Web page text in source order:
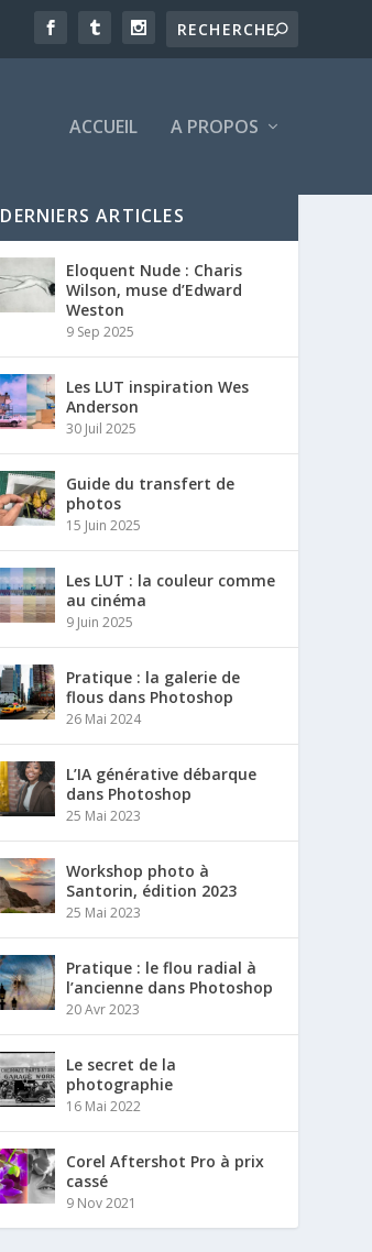
ACCUEIL A PROPOS
DERNIERS ARTICLES
Eloquent Nude : Charis
Wilson, muse d’Edward
Weston
9 Sep 2025
Les LUT inspiration Wes
Anderson
30 Juil 2025
Guide du transfert de
photos
15 Juin 2025
Les LUT : la couleur comme
au cinéma
9 Juin 2025
Pratique : la galerie de
flous dans Photoshop
26 Mai 2024
L’IA générative débarque
dans Photoshop
25 Mai 2023
Workshop photo à
Santorin, édition 2023
25 Mai 2023
Pratique : le flou radial à
l’ancienne dans Photoshop
20 Avr 2023
Le secret de la
photographie
16 Mai 2022
Corel Aftershot Pro à prix
cassé
9 Nov 2021